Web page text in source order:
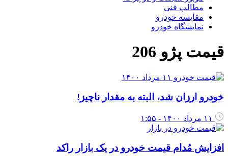
مطالب فنی
مقایسه خودرو
نمایشگاه خودرو
قیمت پژو 206
خودرو ارزان شد، البته به مقدار ناچیز!
افزایش مُدام قیمت خودرو در یک بازار راکد